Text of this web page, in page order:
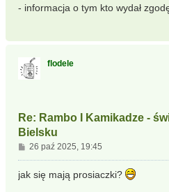
- informacja o tym kto wydał
flodele
Re: Rambo I Kamikadze -
Bielsku
P
o
s
26 paź 2025, 19:45
jak się mają prosiaczki?